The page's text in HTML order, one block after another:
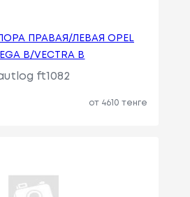
ПРАВАЯ/ЛЕВАЯ OPEL
B/VECTRA B
ft1082
от 4610 тенге